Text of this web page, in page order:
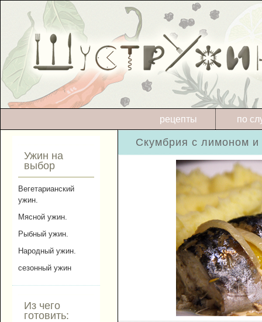
по
рецепты
Ужин на
выбор
Вегетарианский
ужин.
Мясной ужин.
Рыбный ужин.
Народный ужин.
сезонный ужин
Из чего
готовить:
Скумбрия с лимоном и